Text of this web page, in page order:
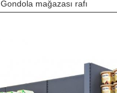
Gondola mağazası rafı